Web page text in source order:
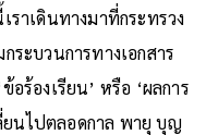
ราเดินทางมาที่กระทรวง
ระบวนการทางเอกสาร
อร้องเรียน’ หรือ ‘ผลการ
นไปตลอดกาล พายุ บุญ